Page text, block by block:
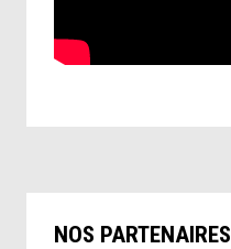
NOS PARTENAIRES